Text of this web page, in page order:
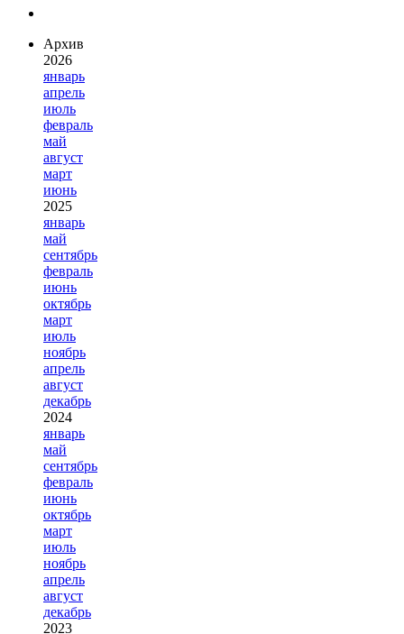
Архив
2026
январь
апрель
июль
февраль
май
август
март
июнь
2025
январь
май
сентябрь
февраль
июнь
октябрь
март
июль
ноябрь
апрель
август
декабрь
2024
январь
май
сентябрь
февраль
июнь
октябрь
март
июль
ноябрь
апрель
август
декабрь
2023